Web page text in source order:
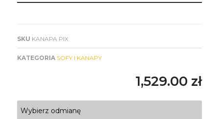
SKU KANAPA PIX
KATEGORIA SOFY I KANAPY
1,529.00 zł
Wybierz odmianę